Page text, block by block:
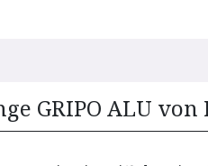
GRIPO ALU von